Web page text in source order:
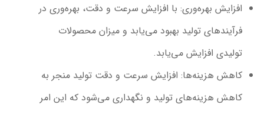
افزایش بهره‌وری: با افزایش سرعت و دقت، بهره‌وری در
فرآیندهای تولید بهبود می‌یابد و میزان محصولات
تولیدی افزایش می‌یابد.
کاهش هزینه‌ها: افزایش سرعت و دقت تولید منجر به
کاهش هزینه‌های تولید و نگهداری می‌شود که این امر